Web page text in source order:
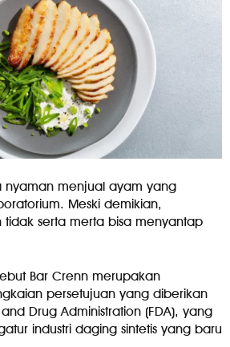
nyaman menjual ayam yang
Meski demikian,
serta merta bisa menyantap
Bar Crenn merupakan
persetujuan yang diberikan
Drug Administration (FDA), yang
industri daging sintetis yang baru